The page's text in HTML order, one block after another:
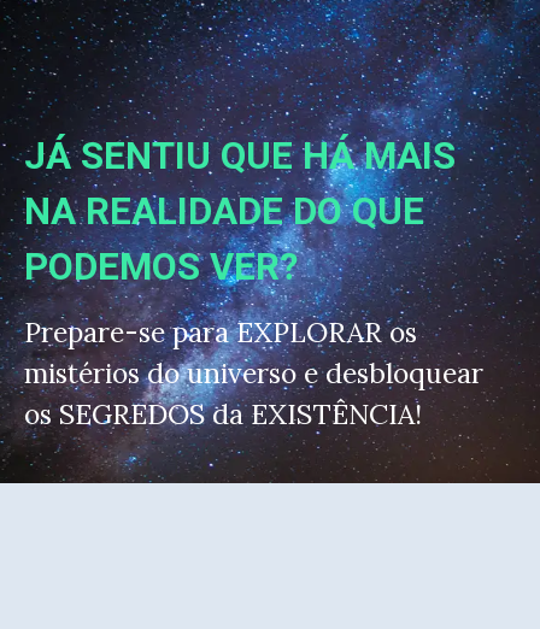
JÁ SENTIU QUE HÁ MAIS
NA REALIDADE DO QUE
PODEMOS VER?
Prepare-se para EXPLORAR os
mistérios do universo e desbloquear
os SEGREDOS da EXISTÊNCIA!